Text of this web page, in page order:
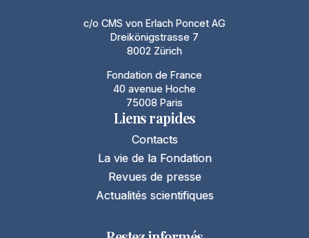
c/o CMS von Erlach Poncet AG
Dreikönigstrasse 7
8002 Zürich
Fondation de France
40 avenue Hoche
75008 Paris
Liens rapides
Contacts
La vie de la Fondation
Revues de presse
Actualités scientifiques